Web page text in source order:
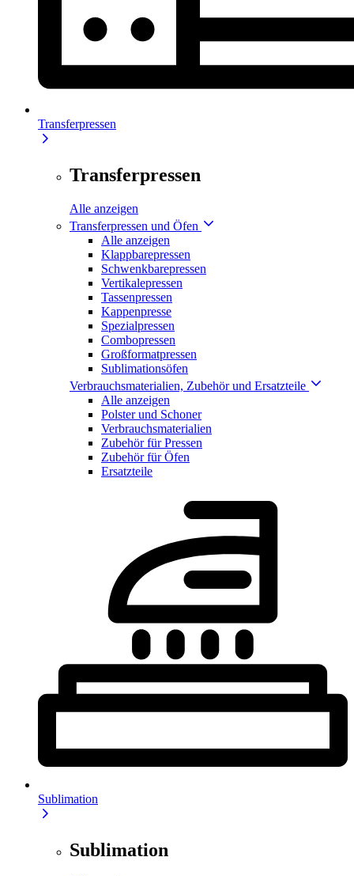
Transferpressen
Transferpressen
Alle anzeigen
Transferpressen und Öfen
Alle anzeigen
Klappbarepressen
Schwenkbarepressen
Vertikalepressen
Tassenpressen
Kappenpresse
Spezialpressen
Combopressen
Großformatpressen
Sublimationsöfen
Verbrauchsmaterialien, Zubehör und Ersatzteile
Alle anzeigen
Polster und Schoner
Verbrauchsmaterialien
Zubehör für Pressen
Zubehör für Öfen
Ersatzteile
Sublimation
Sublimation